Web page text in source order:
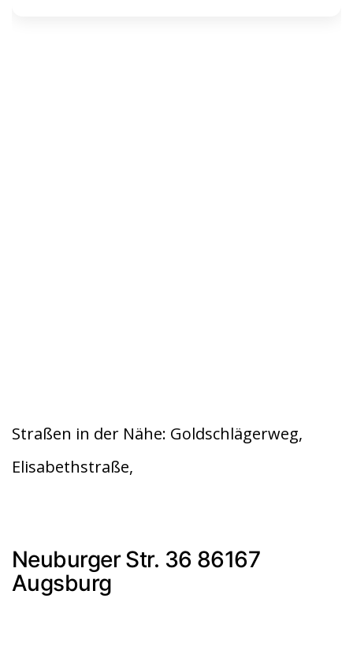
Straßen in der Nähe: Goldschlägerweg,
Elisabethstraße,
Neuburger Str. 36 86167
Augsburg